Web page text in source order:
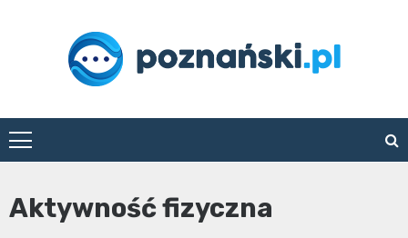
poznanski.pl
Aktywność fizyczna